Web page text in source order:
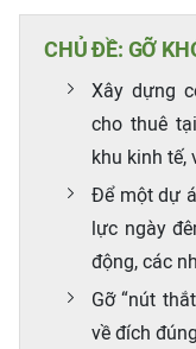
CHỦ ĐỀ: GỠ
Xây dựng
cho thuê
khu kinh tế,
Để một dự
lực ngày
động, các
Gỡ “nút
về đích